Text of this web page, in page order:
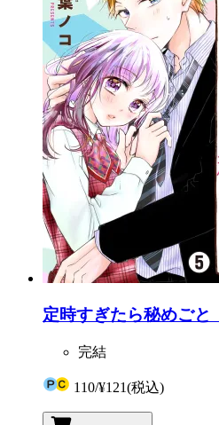
定時すぎたら秘めごと
完結
110/¥121(税込)